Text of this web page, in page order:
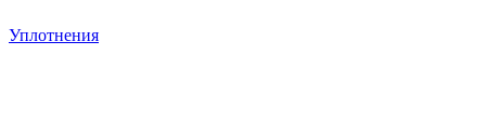
Уплотнения